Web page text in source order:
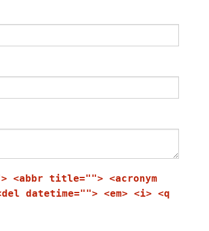
title=""> <acronym
datetime=""> <em> <i> <q